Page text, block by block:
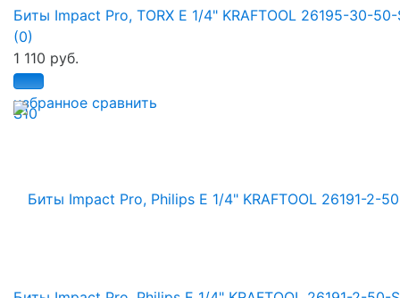
избранное сравнить
Биты Impact Pro, TORX E 1/4" KRAFTOOL 26195-30-50-
(0)
1 110 руб.